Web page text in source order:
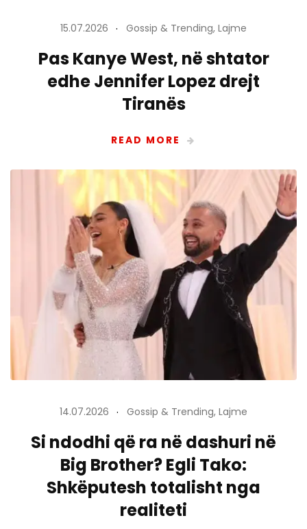
15.07.2026 Gossip & Trending, Lajme
Pas Kanye West, në shtator
edhe Jennifer Lopez drejt
Tiranës
READ MORE
14.07.2026 Gossip & Trending, Lajme
Si ndodhi që ra në dashuri në
Big Brother? Egli Tako:
Shkëputesh totalisht nga
realiteti